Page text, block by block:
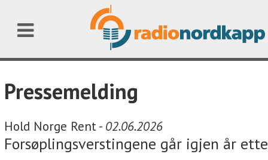
Pressemelding
Hold Norge Rent - 02.06.2026
Forsøplingsverstingene går igjen år